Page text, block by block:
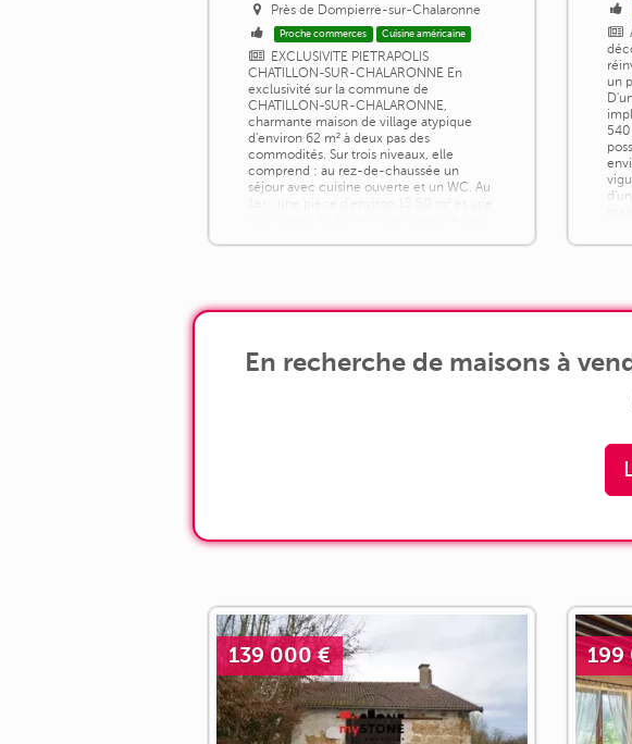
Près de Dompierre-sur-Chalaronne
Proche commerces Cuisine américaine
EXCLUSIVITE PIETRAPOLIS
CHATILLON-SUR-CHALARONNE En
exclusivité sur la commune de
CHATILLON-SUR-CHALARONNE,
charmante maison de village atypique
d'environ 62 m² à deux pas des
commodités. Sur trois niveaux, elle
comprend : au rez-de-chaussée un
séjour avec cuisine ouverte et un WC. Au
un
540
En recherche de maisons à
139 000 € 199